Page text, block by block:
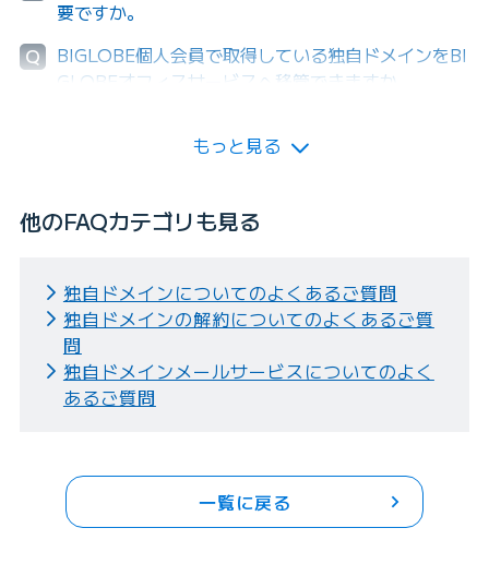
要ですか。
Q
BIGLOBE個人会員で取得している独自ドメインをBI
GLOBEオフィスサービスへ移管できますか。
もっと見る
他のFAQカテゴリも見る
独自ドメインについてのよくあるご質問
独自ドメインの解約についてのよくあるご質
問
独自ドメインメールサービスについてのよく
あるご質問
一覧に戻る